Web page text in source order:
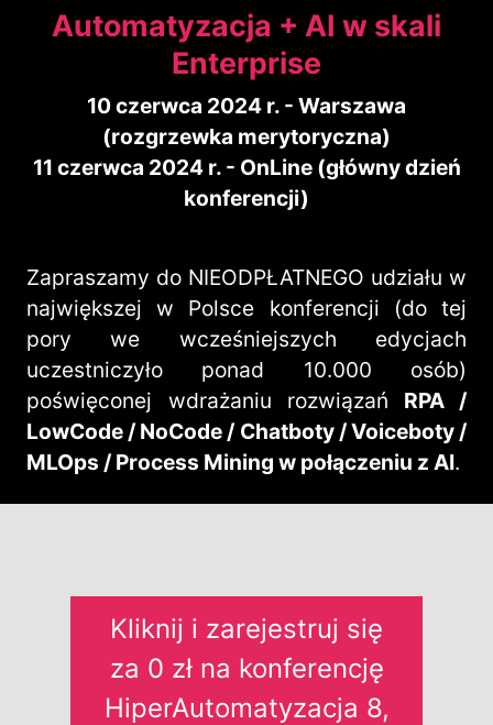
Automatyzacja + AI w skali
Enterprise
10 czerwca 2024 r. - Warszawa
(rozgrzewka merytoryczna)
11 czerwca 2024 r. - OnLine (główny dzień
konferencji)
Zapraszamy do NIEODPŁATNEGO udziału w
największej w Polsce konferencji (do tej
pory we wcześniejszych edycjach
uczestniczyło ponad 10.000 osób)
poświęconej wdrażaniu rozwiązań RPA /
LowCode / NoCode / Chatboty / Voiceboty /
MLOps / Process Mining w połączeniu z AI.
Kliknij i zarejestruj się
za 0 zł na konferencję
HiperAutomatyzacja 8,